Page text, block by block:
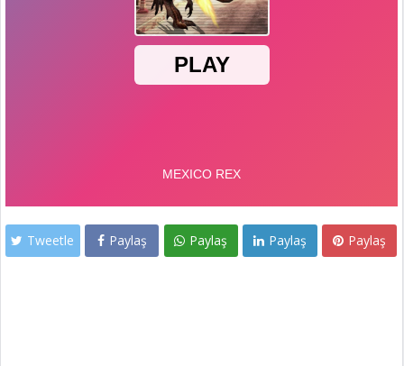
Tweetle Paylaş Paylaş Paylaş Paylaş